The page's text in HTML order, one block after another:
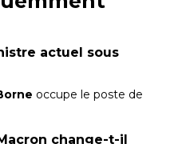
actuel sous
occupe le poste de
change-t-il